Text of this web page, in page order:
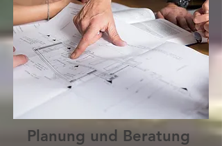
Planung und Beratung